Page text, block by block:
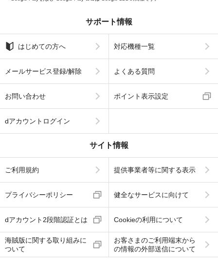
サポート情報
はじめての方へ 対応機種一覧
メールサービス登録/解除 よくある質問
お問い合わせ ポイント表示設定
dアカウントログイン
サイト情報
ご利用規約 提供事業者等に関する表示
プライバシーポリシー 健全なサービスに向けて
dアカウント2段階認証とは Cookieの利用について
海賊版に関する取り組みに
ついて
お客さまのご利用端末から
の情報の外部送信について